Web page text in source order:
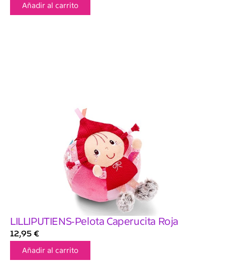
Añadir al carrito
LILLIPUTIENS-Pelota Caperucita Roja
12,95 €
Añadir al carrito